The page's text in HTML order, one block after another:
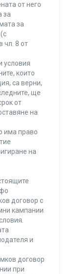
от него
за
за
чл. 8 от
условия
които
са верни,
ще
от
на
има право
на
договор с
кампании
и
договор
при